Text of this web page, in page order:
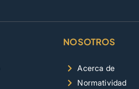
NOSOTROS
Acerca de
Normatividad